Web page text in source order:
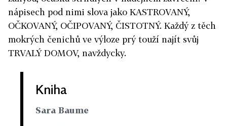
nápisech pod nimi slova jako KASTROVANÝ,
OČKOVANÝ, OČIPOVANÝ, ČISTOTNÝ. Každý z těch
mokrých čenichů ve výloze prý touží najít svůj
TRVALÝ DOMOV, navždycky.
Kniha
Sara Baume